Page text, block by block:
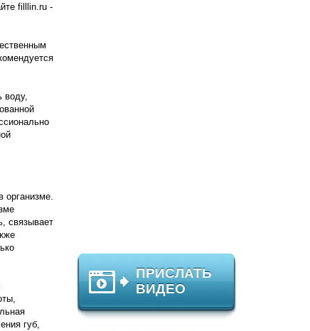
ПРИСЛАТЬ
ВИДЕО
filllin.ru -
воду,
организме.
связывает
губ,